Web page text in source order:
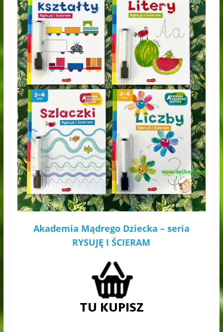
Akademia Mądrego Dziecka – seria
RYSUJĘ I ŚCIERAM